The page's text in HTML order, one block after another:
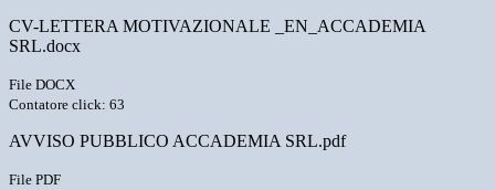
CV-LETTERA MOTIVAZIONALE _EN_ACCADEMIA
SRL.docx
File DOCX
Contatore click: 63
AVVISO PUBBLICO ACCADEMIA SRL.pdf
File PDF